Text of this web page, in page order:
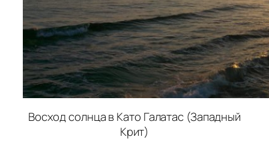
Восход солнца в Като Галатас (Западный
Крит)